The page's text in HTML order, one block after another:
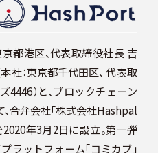
都港区、代表取締役社長 吉
社：東京都千代田区、 代表取
4446）と、ブロックチェーン
合弁会社「株式会社Hashpal
年3月2日に設立。第一弾
ラットフォーム「コミカブ」